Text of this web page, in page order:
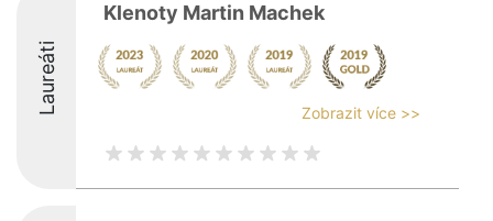
Laureáti
Klenoty Martin Machek
Zobrazit více >>